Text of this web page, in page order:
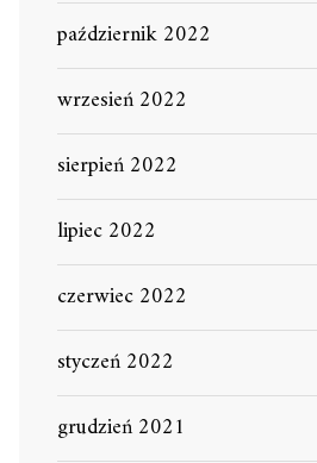
październik 2022
wrzesień 2022
sierpień 2022
lipiec 2022
czerwiec 2022
styczeń 2022
grudzień 2021